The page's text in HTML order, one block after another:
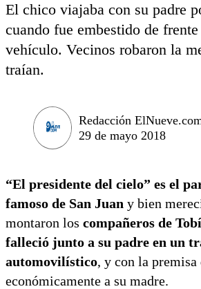
El chico viajaba con su padre
cuando fue embestido de
vehículo. Vecinos robaron la
traían.
Redacción
29 de mayo 2018
“El presidente del cielo” es el
famoso de San Juan y bien
montaron los compañeros de
falleció junto a su padre en un
automovilístico, y con la premisa
económicamente a su madre.